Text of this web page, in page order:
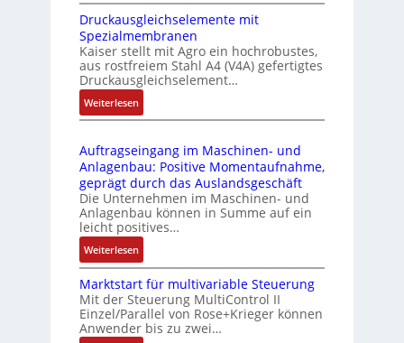
-
P
C
l
ä
s
s
s
i
c
h
f
l
e
x
i
b
e
l
m
o
d
u
l
e
b
i
e
n
4
G
u
n
d
5
G
E
C
6
2
4
4
3
Z
e
r
t
i
i
e
r
Druckausgleichselemente mit
Spezialmembranen
Kaiser stellt mit Agro ein hochrobustes,
aus rostfreiem Stahl A4 (V4A) gefertigtes
Druckausgleichselement…
Weiterlesen:
D
u
c
k
a
u
s
g
l
e
i
c
Auftragseingang im Maschinen- und
Anlagenbau: Positive Momentaufnahme,
geprägt durch das Auslandsgeschäft
Die Unternehmen im Maschinen- und
Anlagenbau können in Summe auf ein
leicht positives…
Weiterlesen:
A
u
f
t
r
Marktstart für multivariable Steuerung
Mit der Steuerung MultiControl II
Einzel/Parallel von Rose+Krieger können
Anwender bis zu zwei…